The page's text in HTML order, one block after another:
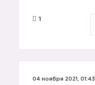
1
04 ноября 2021, 01:43